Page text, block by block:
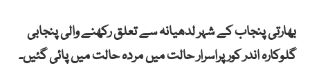
بھارتی پنجاب کے شہر لدھیانہ سے تعلق رکھنے والی پنجابی
گلوکارہ اندر کور پراسرار حالت میں مردہ حالت میں پائی گئیں۔